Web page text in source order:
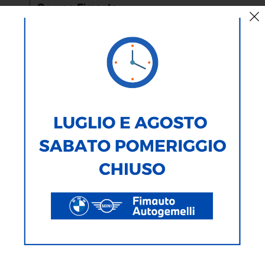
AUTO
MOTO
TIPOLOGIA MARCA
ALIMENTAZIONE
CARROZZERIA
Ricerca testuale
Ricerca avanzata